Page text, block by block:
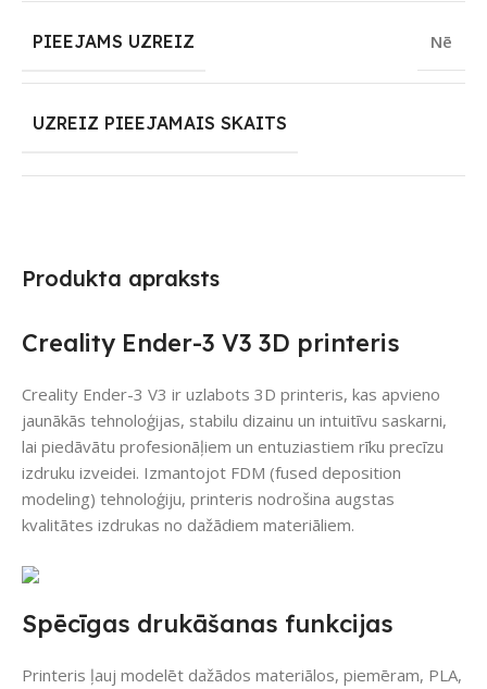
Produkta apraksts
Creality Ender-3 V3 3D printeris
Creality Ender-3 V3 ir uzlabots 3D printeris, kas apvieno
jaunākās tehnoloģijas, stabilu dizainu un intuitīvu saskarni,
lai piedāvātu profesionāļiem un entuziastiem rīku precīzu
izdruku izveidei. Izmantojot FDM (fused deposition
modeling) tehnoloģiju, printeris nodrošina augstas
kvalitātes izdrukas no dažādiem materiāliem.
Spēcīgas drukāšanas funkcijas
Printeris ļauj modelēt dažādos materiālos, piemēram, PLA,
PIEEJAMS UZREIZ Nē
UZREIZ PIEEJAMAIS SKAITS